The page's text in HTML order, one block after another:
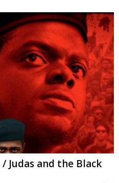
Judas and the Black